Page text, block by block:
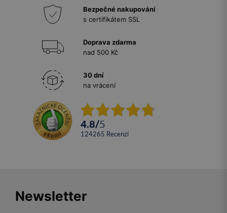
Bezpečné nakupování
s certifikátem SSL
Doprava zdarma
nad 500 Kč
30 dní
na vrácení
4.8/5
124265 recenzí
Newsletter